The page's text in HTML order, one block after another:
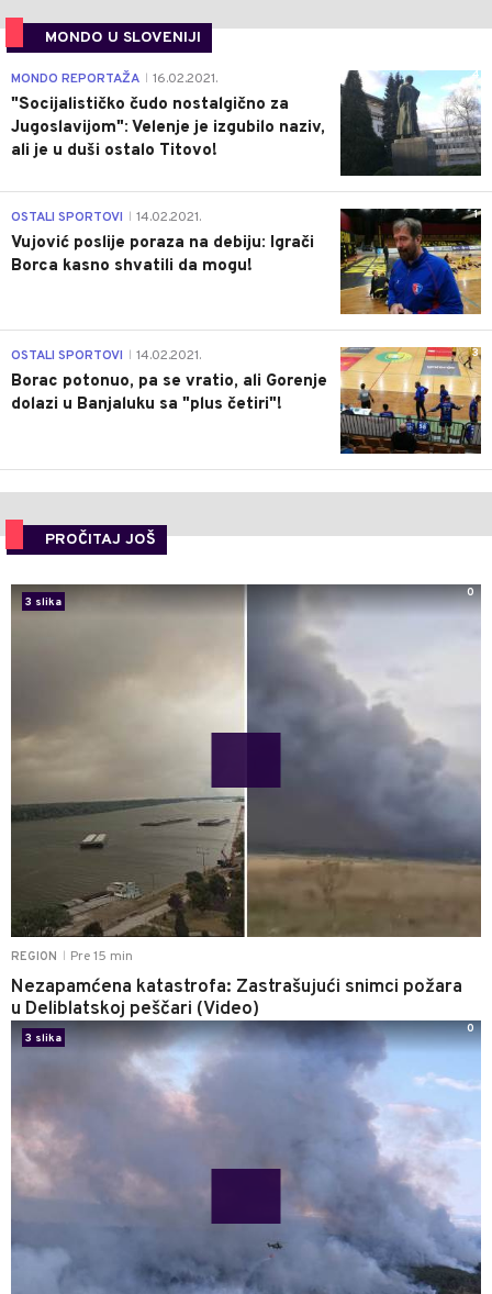
MONDO U SLOVENIJI
4
MONDO REPORTAŽA 16.02.2021.
"Socijalističko čudo nostalgično za
Jugoslavijom": Velenje je izgubilo naziv,
ali je u duši ostalo Titovo!
1
OSTALI SPORTOVI 14.02.2021.
Vujović poslije poraza na debiju: Igrači
Borca kasno shvatili da mogu!
3
OSTALI SPORTOVI 14.02.2021.
Borac potonuo, pa se vratio, ali Gorenje
dolazi u Banjaluku sa "plus četiri"!
PROČITAJ JOŠ
REGION Pre 15 min
Nezapamćena katastrofa: Zastrašujući snimci požara
u Deliblatskoj peščari (Video)
3 slika
0
3 slika
0